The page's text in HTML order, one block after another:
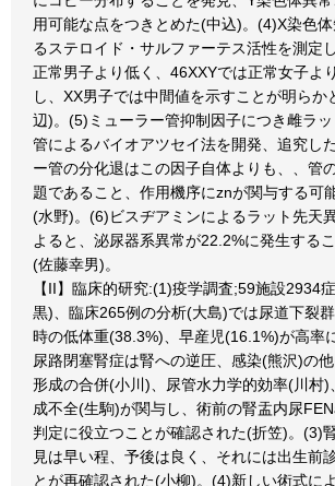
用可能な点をつきとめた(中込)。(4)X染色
るステロイド・サルファーテス活性を測定
正常男子より低く、46XXYでは正常女子よ
し、XX男子では中間値を示すことが明らか
辺)。(5)ミューラー管抑制因子につき雌ラ
管によるバイオアツセイ法を開発、追究し
ー管の分化退はこの因子自体よりも、、管
題であること、作用機序にznが関与する可
(水野)。(6)ビスヂアミンによるラット先天
よると、泌尿器系異常が22.2%に発生する
(佐藤幸男)。
【II】臨床的研究:(1)疫学調査;59施設2934
黒)、臨床265例の分析(大島)では尿道下裂
時の低体重(38.3%)、早産児(16.1%)が高率
尿路閉塞腎症は腎への逆圧、感染(熊沢)の
形成の合併(小川)、尿管水力学的効率(川村)
成不全(生駒)が関与し、術前の腎盂内尿
判定に役立つことが確認された(折笠)。(3)
見は早い程、予後は良く、それには出生前
とが再確認された(小柳)。(4)新しい術式に